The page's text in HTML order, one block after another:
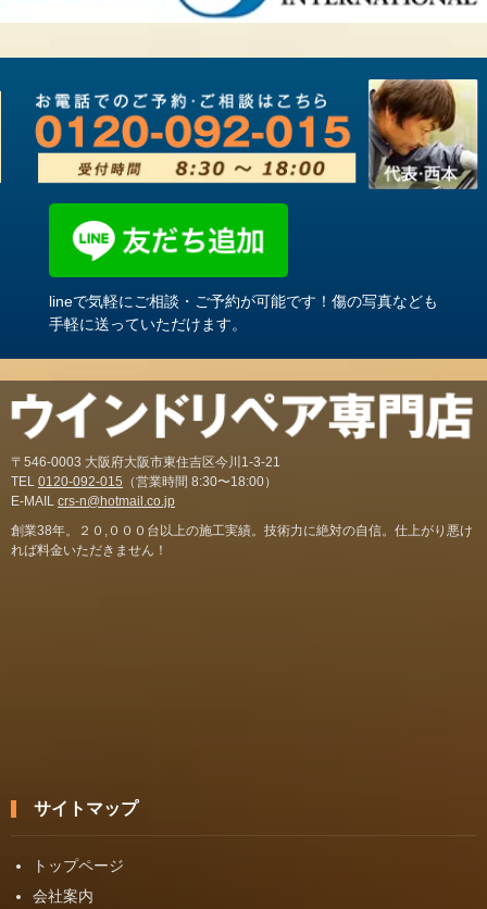
lineで気軽にご相談・ご予約が可能です！傷の写真なども
手軽に送っていただけます。
〒546-0003 大阪府大阪市東住吉区今川1-3-21
TEL 0120-092-015 （営業時間 8:30〜18:00）
E-MAIL crs-n@hotmail.co.jp
創業38年。２０,０００台以上の施工実績。技術力に絶対の自信。仕上がり悪け
れば料金いただきません！
サイトマップ
トップページ
会社案内